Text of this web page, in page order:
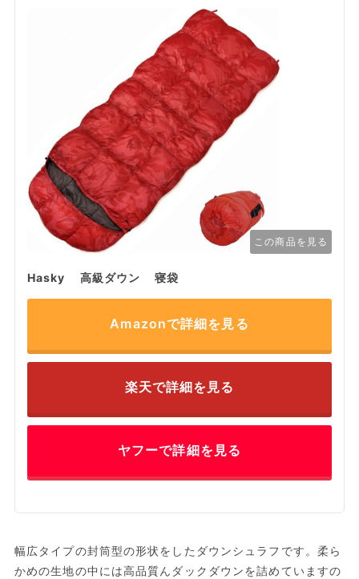
この商品を見る
Hasky 高級ダウン 寝袋
Amazonで詳細を見る
楽天で詳細を見る
ヤフーで詳細を見る
幅広タイプの封筒型の形状をしたダウンシュラフです。柔ら
かめの生地の中には高品質んダックダウンを詰めていますの